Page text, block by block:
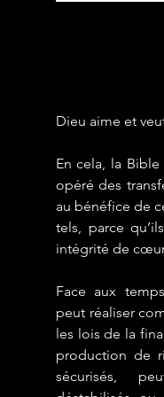
Dieu aime et
En cela, la
opéré des
au bénéfice de
tels, parce
intégrité de
Face aux
peut réaliser
les lois de la
production de
sécurisés,